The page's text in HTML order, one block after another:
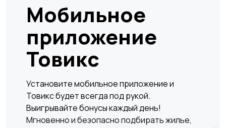
Мобильное
приложение
Товикс
Установите мобильное приложение и
Товикс будет всегда под рукой.
Выигрывайте бонусы каждый день!
Мгновенно и безопасно подбирать жилье,